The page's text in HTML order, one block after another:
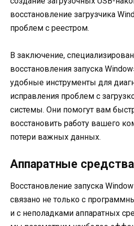
восстановление загрузчика
проблем с реестром.
В заключение,
восстановления запуска
удобные инструменты для
исправления проблем с
системы. Они помогут вам
восстановить работу вашего
потери важных данных.
Аппаратные средства
Восстановление запуска
связано не только с
и с неполадками аппаратных